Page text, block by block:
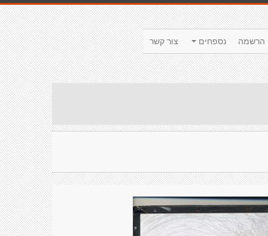
צור קשר נספחים הרשמה